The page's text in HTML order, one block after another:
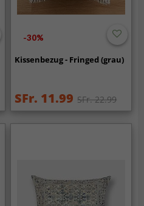
-30%
Kissenbezug - Fringed (grau)
SFr. 11.99 SFr. 22.99